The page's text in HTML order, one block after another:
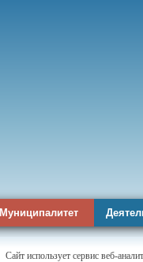
Муниципалитет
Сайт использует сервис веб-